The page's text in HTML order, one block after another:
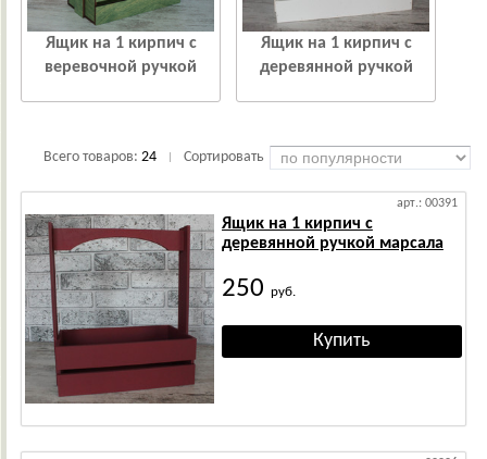
Ящик на 1 кирпич с
веревочной ручкой
Ящик на 1 кирпич с
деревянной ручкой
Всего товаров: 24 Сортировать
арт.: 00391
Ящик на 1 кирпич с
деревянной ручкой марсала
250 руб.